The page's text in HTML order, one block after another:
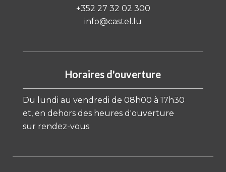
+352 27 32 02 300
info@castel.lu
Horaires d'ouverture
Du lundi au vendredi de 08h00 à 17h30
et, en dehors des heures d'ouverture
sur rendez-vous